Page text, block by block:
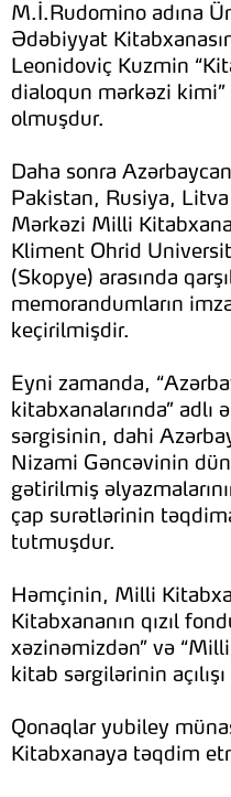
M.İ.Rudomino adına
Ədəbiyyat
Leonidoviç Kuzmin
dialoqun mərkəzi kimi”
olmuşdur.
Daha sonra
Pakistan, Rusiya,
Mərkəzi Milli
Kliment Ohrid
(Skopye) arasında
memorandumların
keçirilmişdir.
Eyni zamanda,
kitabxanalarında”
sərgisinin, dahi
Nizami Gəncəvinin
gətirilmiş
çap surətlərinin
tutmuşdur.
Həmçinin, Milli
Kitabxananın qızıl
xəzinəmizdən” və
kitab sərgilərinin
Qonaqlar yubiley
Kitabxanaya təqdim